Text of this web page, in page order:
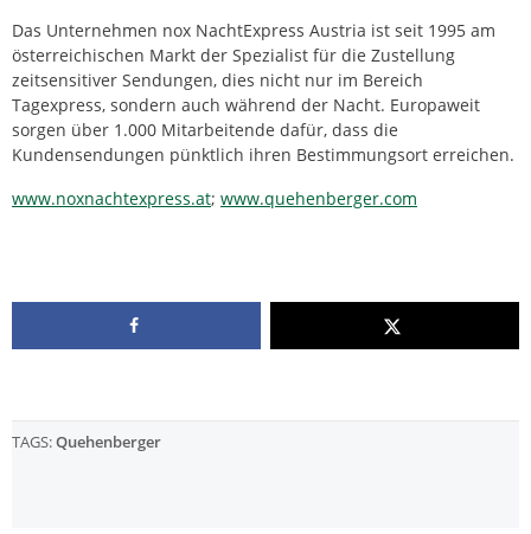
Das Unternehmen nox NachtExpress Austria ist seit 1995 am
österreichischen Markt der Spezialist für die Zustellung
zeitsensitiver Sendungen, dies nicht nur im Bereich
Tagexpress, sondern auch während der Nacht. Europaweit
sorgen über 1.000 Mitarbeitende dafür, dass die
Kundensendungen pünktlich ihren Bestimmungsort erreichen.
www.noxnachtexpress.at; www.quehenberger.com
TAGS:Quehenberger